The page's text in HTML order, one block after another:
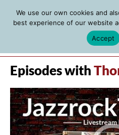
Episodes with
We use our own cookies and
best experience of our website
Accept